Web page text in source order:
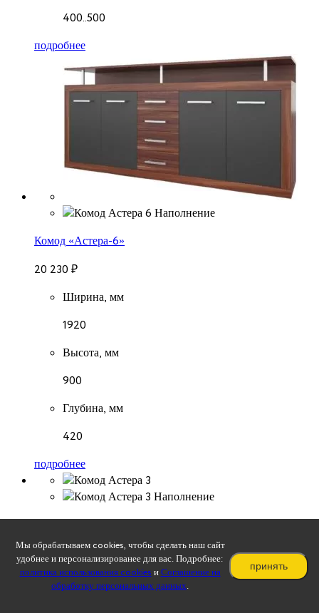
400..500
подробнее
Комод «Астера-6»
20 230 ₽
Ширина, мм
1920
Высота, мм
900
Глубина, мм
420
подробнее
13 160₽
Ширина, мм
Мы обрабатываем cookies, чтобы сделать наш сайт
удобнее и персонализированее для вас. Подробнее:
политика использования cookiesиСоглашение на
обработку персональных данных.
принять